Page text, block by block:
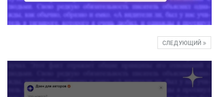
СЛЕДУЮЩИЙ